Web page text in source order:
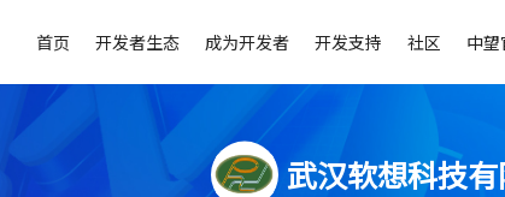
首页 开发者生态 成为开发者 开发支持 社区 中望
武汉软想科技